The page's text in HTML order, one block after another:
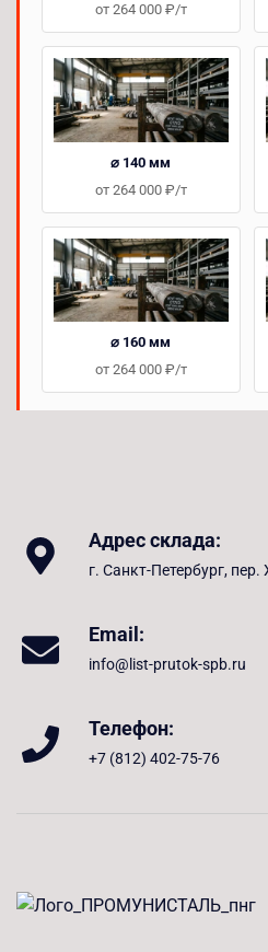
от 264 000 ₽/т
⌀ 140 мм
от 264 000 ₽/т
⌀ 160 мм
от 264 000 ₽/т
Адрес склада:
г. Санкт-Петербург, пер.
Email:
info@list-prutok-spb.ru
Телефон:
+7 (812) 402-75-76